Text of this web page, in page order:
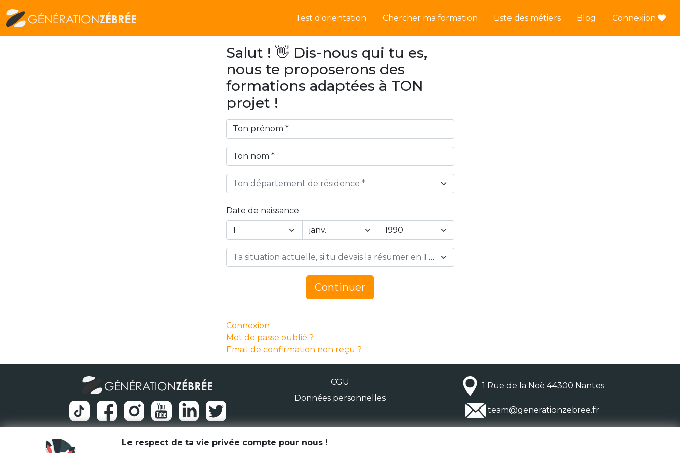
Test d'orientation Chercher ma formation Liste des métiers Blog Connexion
Salut ! 👋 Dis-nous qui tu es,
nous te proposerons des
formations adaptées à TON
projet !
Ton département de résidence *
Date de naissance
Year
Ta situation actuelle, si tu devais la résumer en 1 mot… *
Continuer
Connexion
Mot de passe oublié ?
Email de confirmation non reçu ?
CGU
Données personnelles
1 Rue de la Noë 44300 Nantes
team@generationzebree.fr
© Génération Zébrée 2026
Le respect de ta vie privée compte pour nous !